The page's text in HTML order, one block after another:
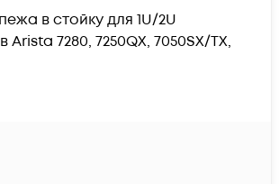
в стойку для 1U/2U
7280, 7250QX, 7050SX/TX,